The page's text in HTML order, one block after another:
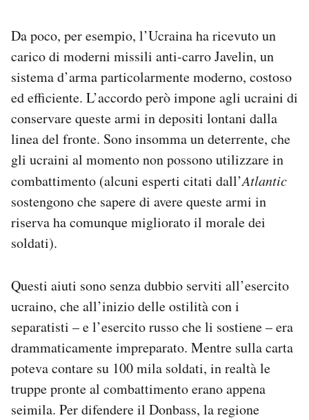
Da poco, per esempio, l’Ucraina ha ricevuto un
carico di moderni missili anti-carro Javelin, un
sistema d’arma particolarmente moderno, costoso
ed efficiente. L’accordo però impone agli ucraini di
conservare queste armi in depositi lontani dalla
linea del fronte. Sono insomma un deterrente, che
gli ucraini al momento non possono utilizzare in
combattimento (alcuni esperti citati dall’Atlantic
sostengono che sapere di avere queste armi in
riserva ha comunque migliorato il morale dei
soldati).
Questi aiuti sono senza dubbio serviti all’esercito
ucraino, che all’inizio delle ostilità con i
separatisti – e l’esercito russo che li sostiene – era
drammaticamente impreparato. Mentre sulla carta
poteva contare su 100 mila soldati, in realtà le
truppe pronte al combattimento erano appena
seimila. Per difendere il Donbass, la regione